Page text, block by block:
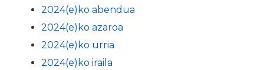
2024(e)ko abendua
2024(e)ko azaroa
2024(e)ko urria
2024(e)ko iraila